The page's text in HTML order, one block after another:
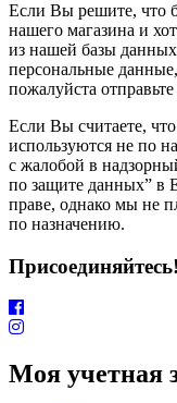
Если Вы решите, что
нашего магазина и
из нашей базы
персональные
пожалуйста
Если Вы считаете,
используются не по
с жалобой в
по защите данных” в
праве, однако мы не
по назначению.
Присоединяйтесь!
Моя учетная